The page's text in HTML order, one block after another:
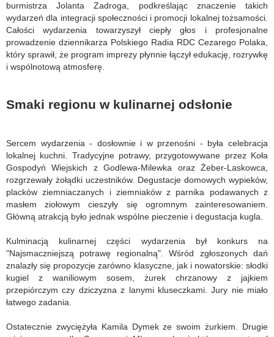
burmistrza Jolanta Zadroga, podkreślając znaczenie takich
wydarzeń dla integracji społeczności i promocji lokalnej tożsamości.
Całości wydarzenia towarzyszył ciepły głos i profesjonalne
prowadzenie dziennikarza Polskiego Radia RDC Cezarego Polaka,
który sprawił, że program imprezy płynnie łączył edukację, rozrywkę
i wspólnotową atmosferę.
Smaki regionu w kulinarnej odsłonie
Sercem wydarzenia - dosłownie i w przenośni - była celebracja
lokalnej kuchni. Tradycyjne potrawy, przygotowywane przez Koła
Gospodyń Wiejskich z Godlewa-Milewka oraz Żeber-Laskowca,
rozgrzewały żołądki uczestników. Degustacje domowych wypieków,
placków ziemniaczanych i ziemniaków z parnika podawanych z
masłem ziołowym cieszyły się ogromnym zainteresowaniem.
Główną atrakcją było jednak wspólne pieczenie i degustacja kugla.
Kulminacją kulinarnej części wydarzenia był konkurs na
"Najsmaczniejszą potrawę regionalną". Wśród zgłoszonych dań
znalazły się propozycje zarówno klasyczne, jak i nowatorskie: słodki
kugiel z waniliowym sosem, żurek chrzanowy z jajkiem
przepiórczym czy dziczyzna z lanymi kluseczkami. Jury nie miało
łatwego zadania.
Ostatecznie zwyciężyła Kamila Dymek ze swoim żurkiem. Drugie